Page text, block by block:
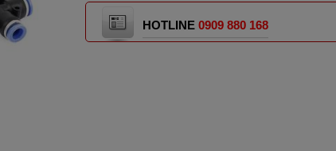
HOTLINE0909 880 168